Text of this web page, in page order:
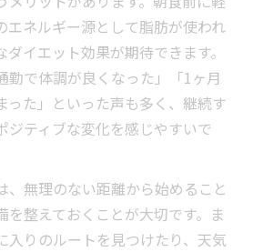
エネルギー源として脂肪が使われ
イエット効果が期待できます。
勤で体調が良くなった」「1ヶ月
った」といった声も多く、継続す
ジティブな変化を感じやすいで
、無理のない距離から始めること
を整えておくことが大切です。ま
入りのルートを見つけたり、天気